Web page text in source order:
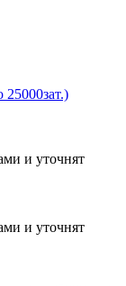
и уточнят
и уточнят